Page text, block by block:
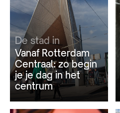
De stad in
Vanaf Rotterdam
Centraal: zo begin
je je dag in het
centrum